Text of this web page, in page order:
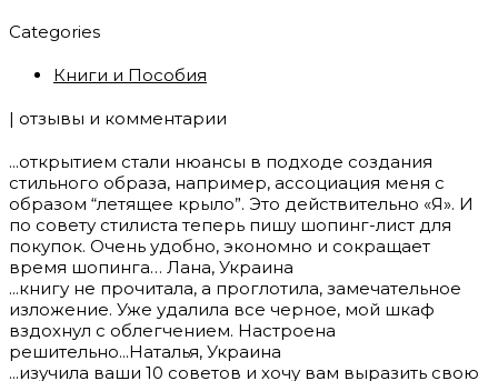
Categories
Книги и Пособия
| отзывы и комментарии
...открытием стали нюансы в подходе создания
стильного образа, например, ассоциация меня с
образом “летящее крыло”. Это действительно «Я». И
по совету стилиста теперь пишу шопинг-лист для
покупок. Очень удобно, экономно и сокращает
время шопинга… Лана, Украина
...книгу не прочитала, а проглотила, замечательное
изложение. Уже удалила все черное, мой шкаф
вздохнул с облегчением. Настроена
решительно...Наталья, Украина
...изучила ваши 10 советов и хочу вам выразить свою